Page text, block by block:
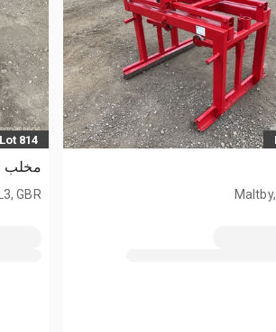
Lot 814
مخلب
GBR